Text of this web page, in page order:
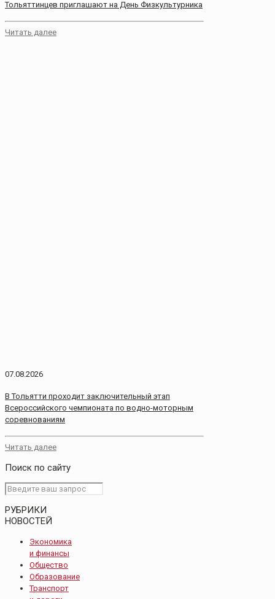
Тольяттинцев приглашают на День Физкультурника
Читать далее
07.08.2026
В Тольятти проходит заключительный этап
Всероссийского чемпионата по водно-моторным
соревнованиям
Читать далее
Поиск по сайту
РУБРИКИ
НОВОСТЕЙ
Экономика
и финансы
Общество
Образование
Транспорт